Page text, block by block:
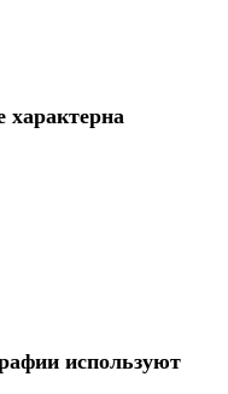
характерна
используют